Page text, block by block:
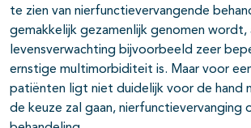
te zien van nierfunctievervangende
gemakkelijk gezamenlijk genomen wordt,
levensverwachting bijvoorbeeld zeer
ernstige multimorbiditeit is. Maar voor
patiënten ligt niet duidelijk voor de hand
de keuze zal gaan, nierfunctievervanging